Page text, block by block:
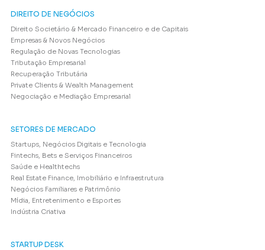
DIREITO DE NEGÓCIOS
Direito Societário & Mercado Financeiro e de Capitais
Empresas & Novos Negócios
Regulação de Novas Tecnologias
Tributação Empresarial
Recuperação Tributária
Private Clients & Wealth Management
Negociação e Mediação Empresarial
SETORES DE MERCADO
Startups, Negócios Digitais e Tecnologia
Fintechs, Bets e Serviços Financeiros
Saúde e Healthtechs
Real Estate Finance, Imobiliário e Infraestrutura
Negócios Familiares e Patrimônio
Mídia, Entretenimento e Esportes
Indústria Criativa
STARTUP DESK